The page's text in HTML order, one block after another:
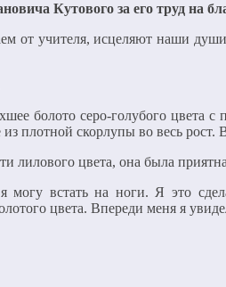
Кутового за его труд на
от учителя, исцеляют наши
болото серо-голубого цвета
из плотной скорлупы во весь
лилового цвета, она была
встать на ноги. Я это
цвета. Впереди меня я